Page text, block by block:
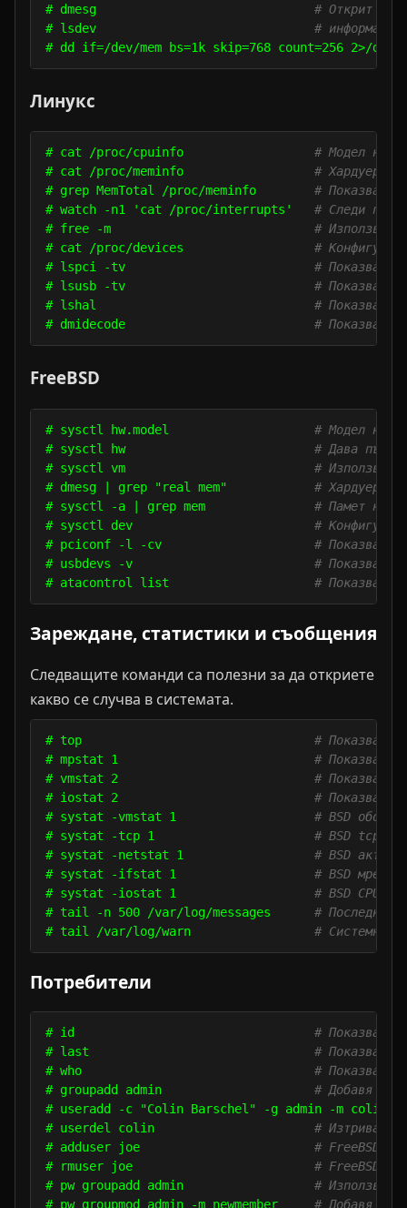
# dmesg # Открит
# lsdev #
# dd if=/dev/mem bs=1k skip=768 count=256 2>/
Линукс
# cat /proc/cpuinfo # Модел на
# cat /proc/meminfo # Хардуерна
# grep MemTotal /proc/meminfo # Показва
# watch -n1 'cat /proc/interrupts' # Следи
# free -m #
# cat /proc/devices #
# lspci -tv # Показва
# lsusb -tv # Показва
# lshal # Показва
# dmidecode # Показва
FreeBSD
# sysctl hw.model # Модел на
# sysctl hw # Дава пълна
# sysctl vm # Използвана
# dmesg | grep "real mem" # Хардуерна
# sysctl -a | grep mem # Памет на
# sysctl dev #
# pciconf -l -cv # Показва
# usbdevs -v # Показва
# atacontrol list # Показва
Зареждане, статистики и съобщения
Следващите команди са полезни за да откриете
какво се случва в системата.
# top # Показва и
# mpstat 1 # Показва
# vmstat 2 # Показва
# iostat 2 # Показва I/
# systat -vmstat 1 # BSD
# systat -tcp 1 # BSD tcp
# systat -netstat 1 # BSD
# systat -ifstat 1 # BSD
# systat -iostat 1 # BSD CPU
# tail -n 500 /var/log/messages #
# tail /var/log/warn # Системни
Потребители
# id # Показва
# last # Показва
# who # Показва
# groupadd admin # Добавя
# useradd -c "Colin Barschel" -g admin -m colin
# userdel colin # Изтрива
# adduser joe # FreeBSD
# rmuser joe # FreeBSD
# pw groupadd admin # Използва
# pw groupmod admin -m newmember # Добавя